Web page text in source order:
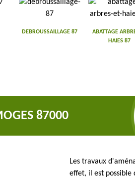
DEBROUSSAILLAGE 87
ABATTAGE
HAIES 87
87000
Les travaux
effet, il est possible